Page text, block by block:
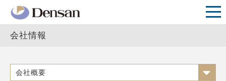
会社情報
会社概要